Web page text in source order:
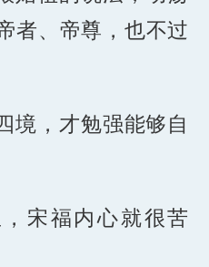
者、帝尊，也不过
境，才勉强能够自
宋福内心就很苦